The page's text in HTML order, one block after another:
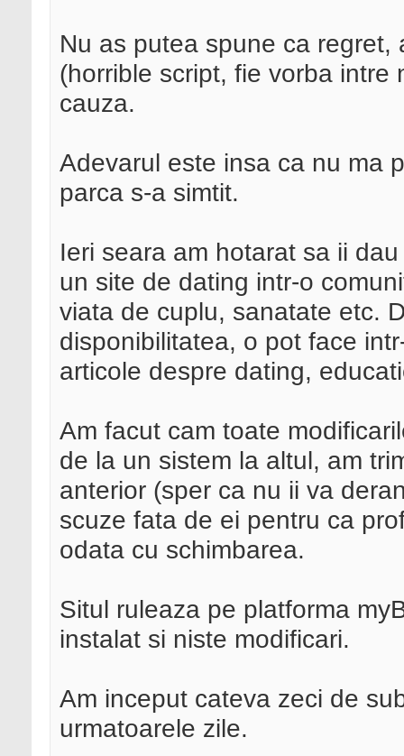
Nu as putea spune ca
(horrible script, fie vorba intre
cauza.
Adevarul este insa ca nu ma
parca s-a simtit.
Ieri seara am hotarat sa ii
un site de dating intr-o
viata de cuplu, sanatate etc.
disponibilitatea, o pot face
articole despre dating,
Am facut cam toate
de la un sistem la altul, am
anterior (sper ca nu ii va
scuze fata de ei pentru ca
odata cu schimbarea.
Situl ruleaza pe platforma
instalat si niste modificari.
Am inceput cateva zeci de
urmatoarele zile.